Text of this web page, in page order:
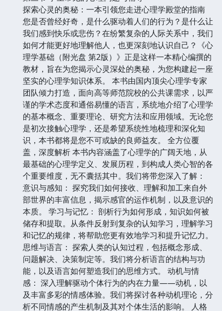
探索心灵的奥秘：一本引领您走进心理学殿堂的指南
您是否曾经好奇，是什么驱动着人们的行为？是什么让
我们感到快乐或悲伤？在纷繁复杂的人际关系中，我们
如何才能更好地理解他人，也更深刻地认识自己？《心
理学基础（附光盘 第2版）》正是这样一本精心编撰的
教材，旨在为您揭示心灵深处的奥秘，为您构建起一座
坚实的心理学知识体系。 本书由国内顶尖心理学专家
团队倾力打造，面向高等师范院校的公共课需求，以严
谨的学术态度和通俗易懂的语言，系统地介绍了心理学
的基本概念、重要理论、研究方法和应用领域。无论您
是初次接触心理学，还是希望系统性地梳理和深化知
识，本书都将是您不可或缺的良师益友。 全方位覆
盖，深度解析 本书内容涵盖了心理学的广阔天地，从
最基础的心理学定义、发展历程，到构成人类心智的各
个重要维度，无不囊括其中。我们将带您深入了解：
意识与感知： 探究我们如何接收、理解和加工来自外
部世界的丰富信息，揭示感官的运作机制，以及意识的
本质。 学习与记忆： 剖析行为如何形成，知识如何被
储存和提取。从条件反射到复杂的认知学习，理解学习
和记忆的规律，将帮助您更有效地学习和提升记忆力。
思维与语言： 探索人类的认知过程，包括概念形成、
问题解决、决策制定等。我们将分析语言的结构与功
能，以及语言如何塑造我们的思维方式。 动机与情
感： 深入理解驱动个体行为的内在力量——动机，以
及丰富多彩的情感体验。我们将探讨各种动机理论，分
析不同情感的产生机制及其对个体生活的影响。 人格